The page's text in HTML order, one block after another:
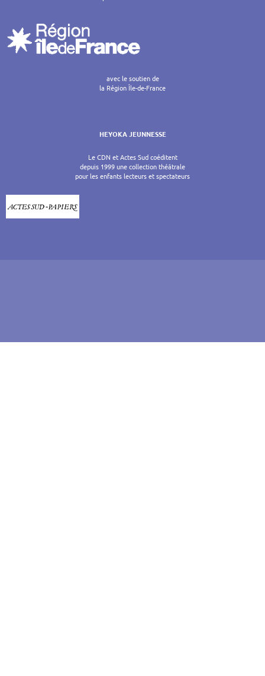
avec le soutien de
la Région Île-de-France
HEYOKA JEUNNESSE
Le CDN et Actes Sud coéditent
depuis 1999 une collection théâtrale
pour les enfants lecteurs et spectateurs